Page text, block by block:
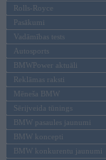
Rolls-Royce
Pasākumi
Vadāmības tests
Autosports
BMWPower aktuāli
Reklāmas raksti
Mēneša BMW
Sērijveida tūnings
BMW pasaules jaunumi
BMW koncepti
BMW konkurentu jaunumi